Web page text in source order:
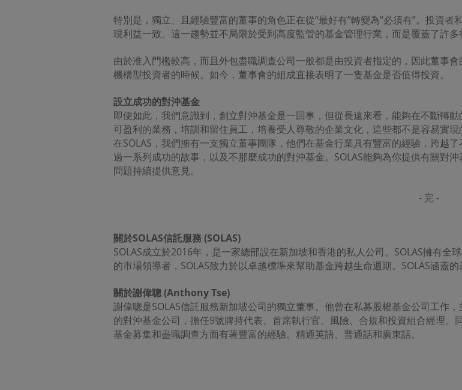
特別是，獨立、且經驗豐富的董事的角色正在從“最好有”轉變為“必須有”。投資
現利益一致。這一趨勢並不局限於受到高度監管的基金管理行業，而是覆蓋了許多
由於准入門檻較高，而且外包盡職調查公司一般都是由投資者指定的，因此董事
機構型投資者的時候。如今，董事會的組成直接表明了一隻基金是否值得投資。
設立成功的對沖基金
即便如此，我們意識到，創立對沖基金是一回事，但從長遠來看，能夠在不斷轉
可盈利的業務，培訓和留住員工，培養受人尊敬的企業文化，這些都不是容易實現
在SOLAS，我們擁有一支獨立董事團隊，他們在基金行業具有豐富的經驗，跨越
過一系列成功的故事，以及不那麼成功的對沖基金。SOLAS能夠為你提供有關對
問題持續提供意見。
- 完 -
關於SOLAS信託服務(SOLAS)
SOLAS成立於2016年，是一家總部設在新加坡和香港的私人公司。SOLAS擁有
的市場領導者，SOLAS致力於以卓越標準來幫助基金跨越生命週期。SOLAS涵蓋
關於謝偉聰(Anthony Tse)
謝偉聰是SOLAS信託服務新加坡公司的獨立董事。他曾在私募股權基金公司工作
的對沖基金公司，擔任9號牌持代表、首席執行官、風險、合規和投資組合經理
基金募集和盡職調查方面有著豐富的經驗。精通英語、普通話和廣東話。